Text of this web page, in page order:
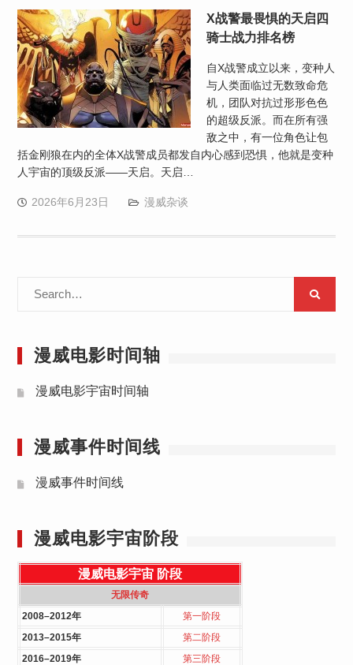
X战警最畏惧的天启四
骑士战力排名榜
自X战警成立以来，变种人
与人类面临过无数致命危
机，团队对抗过形形色色
的超级反派。而在所有强
敌之中，有一位角色让包
括金刚狼在内的全体X战警成员都发自内心感到恐惧，他就是变种
人宇宙的顶级反派——天启。天启…
2026年6月23日 漫威杂谈
漫威电影时间轴
漫威电影宇宙时间轴
漫威事件时间线
漫威事件时间线
漫威电影宇宙阶段
漫威电影宇宙 阶段
无限传奇
2008–2012年
第一阶段
2013–2015年
第二阶段
2016–2019年
第三阶段